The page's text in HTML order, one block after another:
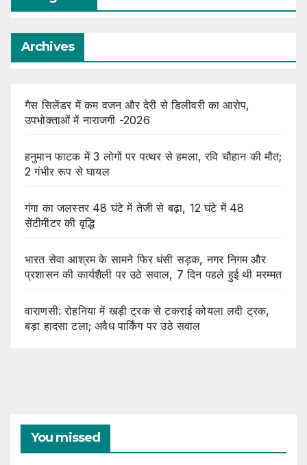
Archives
गैस सिलेंडर में कम वजन और देरी से डिलीवरी का आरोप,
उपभोक्ताओं में नाराजगी -2026
हनुमान फाटक में 3 लोगों पर पत्थर से हमला, रवि चौहान की मौत;
2 गंभीर रूप से घायल
गंगा का जलस्तर 48 घंटे में तेजी से बढ़ा, 12 घंटे में 48
सेंटीमीटर की वृद्धि
भारत सेवा आश्रम के सामने फिर धंसी सड़क, नगर निगम और
प्रशासन की कार्यशैली पर उठे सवाल, 7 दिन पहले हुई थी मरम्मत
वाराणसी: रोहनिया में खड़ी ट्रक से टकराई कोयला लदी ट्रक,
बड़ा हादसा टला; अवैध पार्किंग पर उठे सवाल
You missed